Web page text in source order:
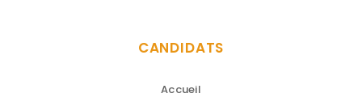
du recrutement de salariés multi-secteurs et sur toute la